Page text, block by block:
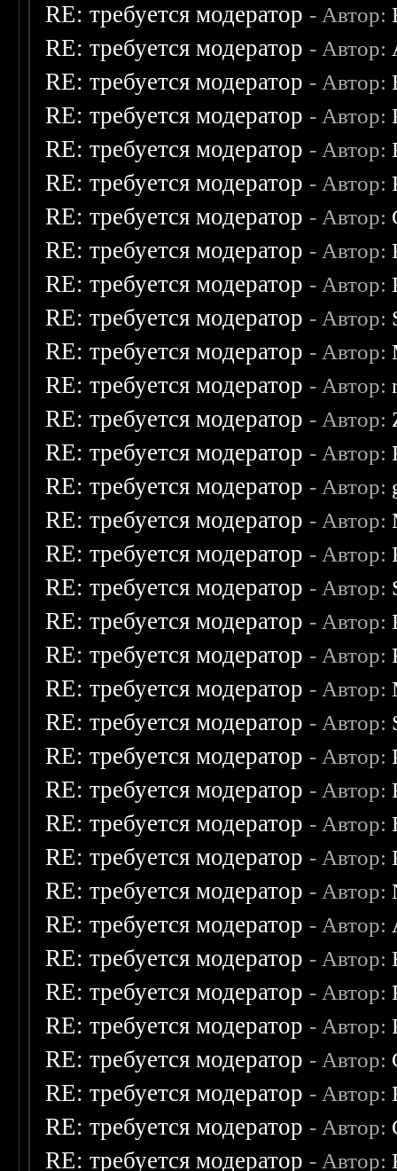
RE: требуется модератор - Автор:
RE: требуется модератор - Автор:
RE: требуется модератор - Автор:
RE: требуется модератор - Автор:
RE: требуется модератор - Автор:
RE: требуется модератор - Автор:
RE: требуется модератор - Автор:
RE: требуется модератор - Автор:
RE: требуется модератор - Автор:
RE: требуется модератор - Автор:
RE: требуется модератор - Автор:
RE: требуется модератор - Автор:
RE: требуется модератор - Автор:
RE: требуется модератор - Автор:
RE: требуется модератор - Автор:
RE: требуется модератор - Автор:
RE: требуется модератор - Автор:
RE: требуется модератор - Автор:
RE: требуется модератор - Автор:
RE: требуется модератор - Автор:
RE: требуется модератор - Автор:
RE: требуется модератор - Автор:
RE: требуется модератор - Автор:
RE: требуется модератор - Автор:
RE: требуется модератор - Автор:
RE: требуется модератор - Автор:
RE: требуется модератор - Автор:
RE: требуется модератор - Автор:
RE: требуется модератор - Автор:
RE: требуется модератор - Автор:
RE: требуется модератор - Автор:
RE: требуется модератор - Автор:
RE: требуется модератор - Автор:
RE: требуется модератор - Автор:
RE: требуется модератор - Автор: